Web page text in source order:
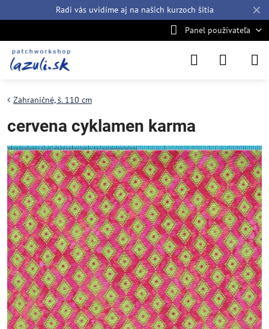
✕
Radi vás uvidíme aj na našich kurzoch šitia
Panel používateľa
Zahraničné, š. 110 cm
cervena cyklamen karma